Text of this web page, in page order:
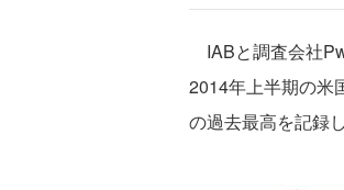
IABと調査会社
2014年上半期の米
の過去最高を記録し